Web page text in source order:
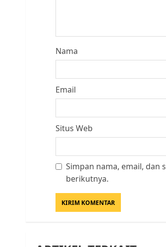
Nama
Email
Situs Web
Simpan nama, email, dan
berikutnya.